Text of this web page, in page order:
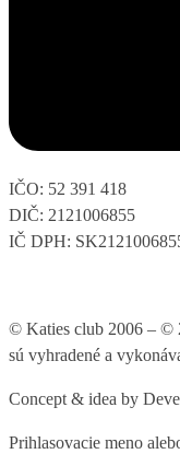
IČO: 52 391 418
DIČ: 2121006855
IČ DPH:
© Katies club 2006 – ©
sú vyhradené a
Concept & idea by
Prihlasovacie meno